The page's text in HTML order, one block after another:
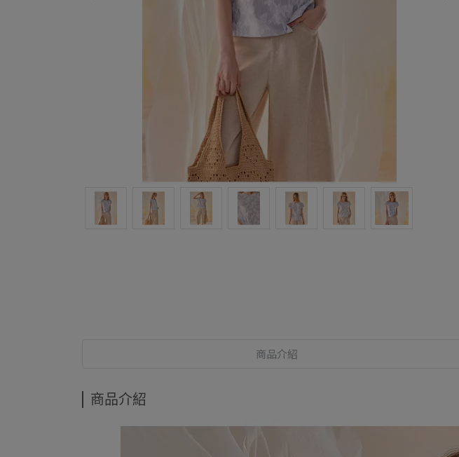
商品介紹
商品介紹